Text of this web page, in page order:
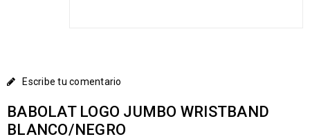
Escribe tu comentario
BABOLAT LOGO JUMBO WRISTBAND
BLANCO/NEGRO